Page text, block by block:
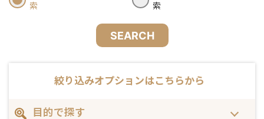
索
索
SEARCH
絞り込みオプションはこちらから
目的で探す